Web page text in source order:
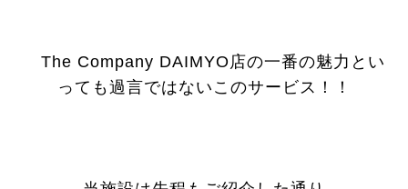
The Company DAIMYO店の一番の魅力とい
っても過言ではないこのサービス！！